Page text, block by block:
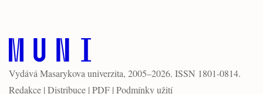
Vydává Masarykova univerzita, 2005–2026. ISSN 1801-0814.
Redakce | Distribuce | PDF | Podmínky užití